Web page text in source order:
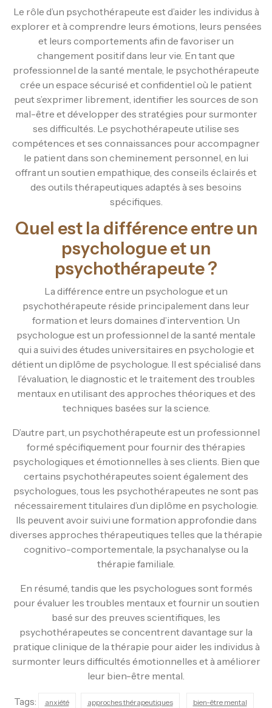
Le rôle d’un psychothérapeute est d’aider les individus à
explorer et à comprendre leurs émotions, leurs pensées
et leurs comportements afin de favoriser un
changement positif dans leur vie. En tant que
professionnel de la santé mentale, le psychothérapeute
crée un espace sécurisé et confidentiel où le patient
peut s’exprimer librement, identifier les sources de son
mal-être et développer des stratégies pour surmonter
ses difficultés. Le psychothérapeute utilise ses
compétences et ses connaissances pour accompagner
le patient dans son cheminement personnel, en lui
offrant un soutien empathique, des conseils éclairés et
des outils thérapeutiques adaptés à ses besoins
spécifiques.
Quel est la différence entre un
psychologue et un
psychothérapeute ?
La différence entre un psychologue et un
psychothérapeute réside principalement dans leur
formation et leurs domaines d’intervention. Un
psychologue est un professionnel de la santé mentale
qui a suivi des études universitaires en psychologie et
détient un diplôme de psychologue. Il est spécialisé dans
l’évaluation, le diagnostic et le traitement des troubles
mentaux en utilisant des approches théoriques et des
techniques basées sur la science.
D’autre part, un psychothérapeute est un professionnel
formé spécifiquement pour fournir des thérapies
psychologiques et émotionnelles à ses clients. Bien que
certains psychothérapeutes soient également des
psychologues, tous les psychothérapeutes ne sont pas
nécessairement titulaires d’un diplôme en psychologie.
Ils peuvent avoir suivi une formation approfondie dans
diverses approches thérapeutiques telles que la thérapie
cognitivo-comportementale, la psychanalyse ou la
thérapie familiale.
En résumé, tandis que les psychologues sont formés
pour évaluer les troubles mentaux et fournir un soutien
basé sur des preuves scientifiques, les
psychothérapeutes se concentrent davantage sur la
pratique clinique de la thérapie pour aider les individus à
surmonter leurs difficultés émotionnelles et à améliorer
leur bien-être mental.
Tags: anxiété approches thérapeutiques bien-être mental